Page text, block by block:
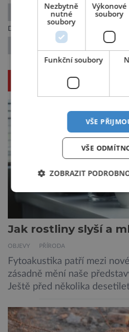
Digitální ilustrace
Další článek
Perseverance vyrazí na svou
SOUVISEJÍCÍ
Jak rostliny slyší a
OBJEVY PŘÍRODA
Fytoakustika patří mezi
zásadně mění naše
Ještě před několika
pouze reagují na změny
výzkum však ukazuje, že
Nezbytně
nutné
soubory
Výkonové
soubory
Funkční soubory
VŠE
VŠE
ZOBRAZIT